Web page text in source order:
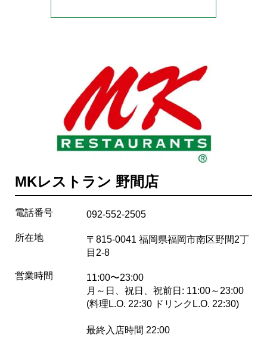
MKレストラン 野間店
電話番号 092-552-2505
所在地
〒815-0041 福岡県福岡市南区野間2丁
目2-8
営業時間
11:00〜23:00
月～日、祝日、祝前日: 11:00～23:00
(料理L.O. 22:30 ドリンクL.O. 22:30)
最終入店時間 22:00